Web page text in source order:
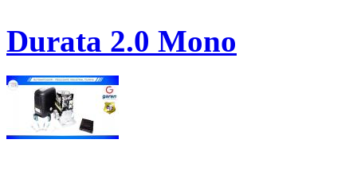
Durata 2.0 Mono